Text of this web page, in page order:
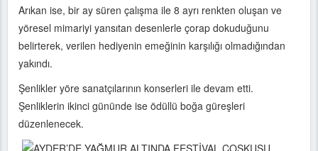
Arıkan ise, bir ay süren çalışma ile 8 ayrı renkten oluşan ve
yöresel mimariyi yansıtan desenlerle çorap dokuduğunu
belirterek, verilen hediyenin emeğinin karşılığı olmadığından
yakındı.
Şenlikler yöre sanatçılarının konserleri ile devam etti.
Şenliklerin ikinci gününde ise ödüllü boğa güreşleri
düzenlenecek.